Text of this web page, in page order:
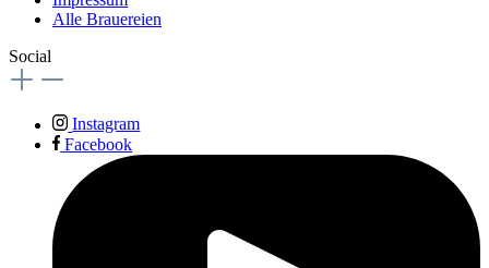
Alle Brauereien
Social
Instagram
Facebook